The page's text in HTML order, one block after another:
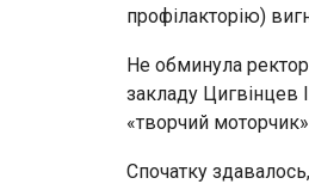
профілакторію)
Не обминула
закладу Цигвінцев
«творчий моторчик»
Спочатку